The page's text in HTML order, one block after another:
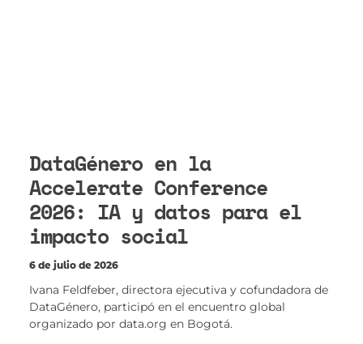
DataGénero en la
Accelerate Conference
2026: IA y datos para el
impacto social
6 de julio de 2026
Ivana Feldfeber, directora ejecutiva y cofundadora de
DataGénero, participó en el encuentro global
organizado por data.org en Bogotá.